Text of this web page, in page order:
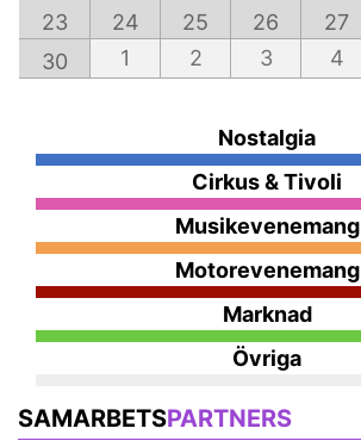
23
24 25 26 27
30
1 2 3 4
Nostalgia
Cirkus & Tivoli
Musikevenemang
Motorevenemang
Marknad
Övriga
SAMARBETSPARTNERS